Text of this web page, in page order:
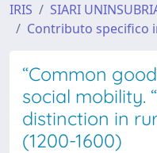
IRIS
SIARI
Contributo specifico
“Common
social mobility.
distinction in
(1200-1600)